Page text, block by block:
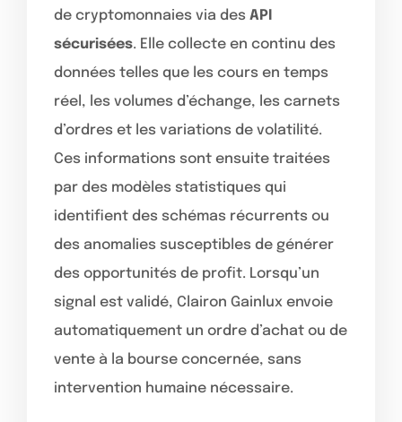
de cryptomonnaies via des API
sécurisées. Elle collecte en continu des
données telles que les cours en temps
réel, les volumes d’échange, les carnets
d’ordres et les variations de volatilité.
Ces informations sont ensuite traitées
par des modèles statistiques qui
identifient des schémas récurrents ou
des anomalies susceptibles de générer
des opportunités de profit. Lorsqu’un
signal est validé, Clairon Gainlux envoie
automatiquement un ordre d’achat ou de
vente à la bourse concernée, sans
intervention humaine nécessaire.